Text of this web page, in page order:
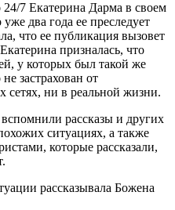
7 Екатерина Дарма в своем
уже два года ее преследует
что ее публикация вызовет
призналась, что
у которых был такой же
застрахован от
сетях, ни в реальной жизни.
рассказы и других
ситуациях, а также
которые рассказали,
рассказывала Божена